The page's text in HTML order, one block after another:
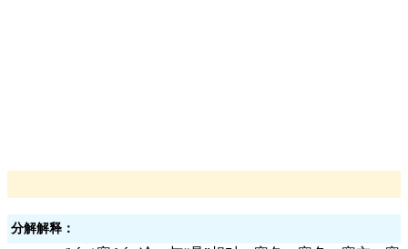
分解解释：